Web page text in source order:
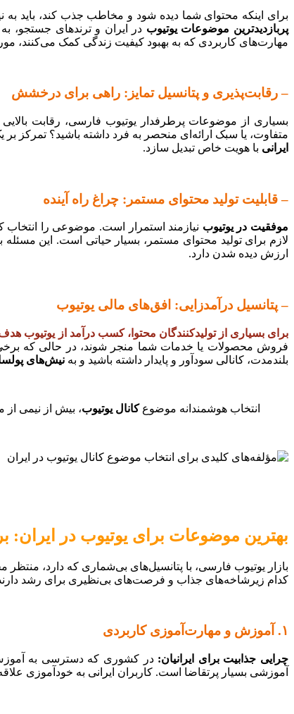
برای اینکه محتوای شما دیده شود و مخاطب جذب کند، باید به
پربازدیدترین موضوعات یوتیوب در ایران و ترندهای جستجو،
مهارت‌های کاربردی که به بهبود کیفیت زندگی کمک می‌کنند،
– رقابت‌پذیری و پتانسیل تمایز: راهی برای درخشش
بسیاری از موضوعات پرطرفدار یوتیوب فارسی، رقابت بالایی
متفاوت، یا سبک ارائه‌ای منحصر به فرد داشته باشید؟ تمرکز
ایرانی با هویت خاص تبدیل سازد.
– قابلیت تولید محتوای مستمر: چراغ راه آینده
موفقیت در یوتیوب نیازمند استمرار است. موضوعی را انتخاب
لازم برای تولید محتوای مستمر، بسیار حیاتی است. این
ارزش دیده شدن دارد.
– پتانسیل درآمدزایی: افق‌های مالی یوتیوب
برای بسیاری از تولیدکنندگان محتوا، کسب درآمد از یوتیوب
فروش محصولات یا خدمات شما منجر شوند، در حالی که برخی
بلندمدت، کانالی سودآور و پایدار داشته باشید و به نیش‌های
انتخاب هوشمندانه موضوع کانال یوتیوب، بیش از نیمی از
بهترین موضوعات برای یوتیوب در ایران:
بازار یوتیوب فارسی، با پتانسیل‌های بی‌شماری که دارد،
کدام زیرشاخه‌های جذاب و فرصت‌های بی‌نظیری برای رشد
۱. آموزش و مهارت‌آموزی کاربردی
چرایی جذابیت برای ایرانیان: در کشوری که دسترسی به
آموزشی بسیار پرتقاضا است. کاربران ایرانی به خودآموزی